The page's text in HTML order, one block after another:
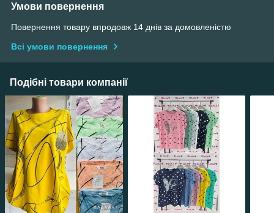
Умови повернення
Повернення товару впродовж 14 днів за домовленістю
Всі умови повернення
Подібні товари компанії